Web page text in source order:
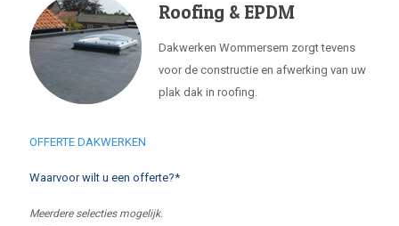
Roofing & EPDM
Dakwerken Wommersem zorgt tevens
voor de constructie en afwerking van uw
plak dak in roofing.
OFFERTE DAKWERKEN
Waarvoor wilt u een offerte?*
Meerdere selecties mogelijk.